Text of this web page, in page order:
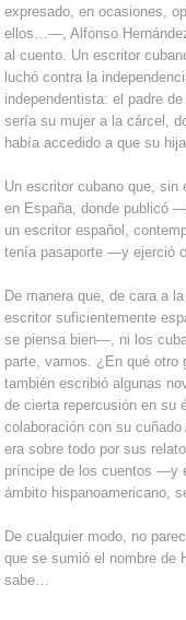
expresado, en ocasiones,
ellos…—, Alfonso
al cuento. Un escritor
luchó contra la
independentista: el padre
sería su mujer a la cárcel,
había accedido a que su
Un escritor cubano que, sin
en España, donde publicó
un escritor español,
tenía pasaporte —y ejerció
De manera que, de cara a
escritor suficientemente
se piensa bien—, ni los
parte, vamos. ¿En qué otro
también escribió algunas
de cierta repercusión en su
colaboración con su
era sobre todo por sus
príncipe de los cuentos —y
ámbito hispanoamericano,
De cualquier modo, no
que se sumió el nombre de
sabe…